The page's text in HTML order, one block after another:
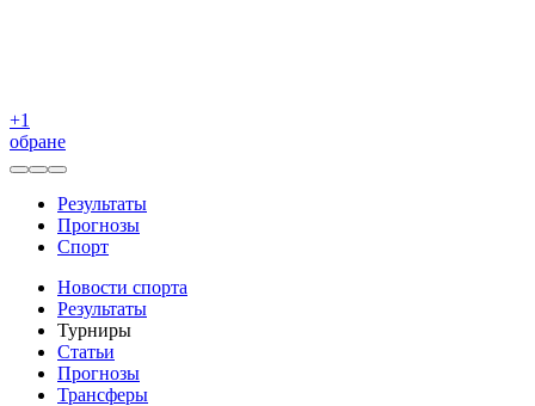
+1
обране
Результаты
Прогнозы
Спорт
Новости спорта
Результаты
Турниры
Статьи
Прогнозы
Трансферы